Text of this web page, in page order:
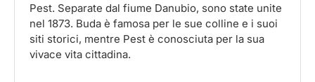
Pest. Separate dal fiume Danubio, sono state unite
nel 1873. Buda è famosa per le sue colline e i suoi
siti storici, mentre Pest è conosciuta per la sua
vivace vita cittadina.